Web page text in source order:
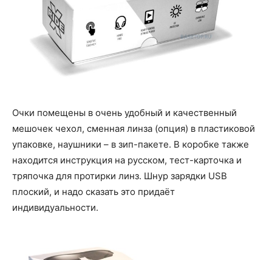
Очки помещены в очень удобный и качественный
мешочек чехол, сменная линза (опция) в пластиковой
упаковке, наушники – в зип-пакете. В коробке также
находится инструкция на русском, тест-карточка и
тряпочка для протирки линз. Шнур зарядки USB
плоский, и надо сказать это придаёт
индивидуальности.